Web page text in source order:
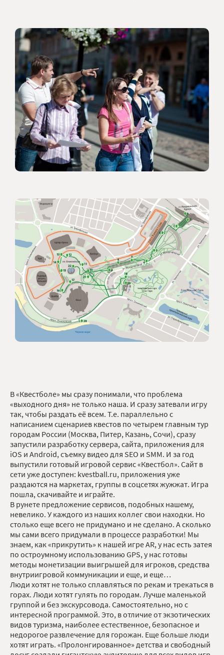
В «Квестболе» мы сразу понимали, что проблема
«выходного дня» не только наша. И сразу затевали игру
так, чтобы раздать её всем. Т.е. параллельно с
написанием сценариев квестов по четырем главным тур
городам России (Москва, Питер, Казань, Сочи), сразу
запустили разработку сервера, сайта, приложения для
iOS и Android, съемку видео для SEO и SMM. И за год
выпустили готовый игровой сервис «Квестбол». Сайт в
сети уже доступен: kvestball.ru, приложения уже
раздаются на маркетах, группы в соцсетях жужжат. Игра
пошла, скачивайте и играйте.
В рунете предложение сервисов, подобных нашему,
невелико. У каждого из наших коллег свои находки. Но
столько еще всего не придумано и не сделано. А сколько
мы сами всего придумали в процессе разработки! Мы
знаем, как «прикрутить» к нашей игре AR, у нас есть затея
по остроумному использованию GPS, у нас готовы
методы монетизации выигрышей для игроков, средства
внутриигровой коммуникации и еще, и еще…
Люди хотят не только сплавляться по рекам и трекаться в
горах. Люди хотят гулять по городам. Лучше маленькой
группой и без экскурсовода. Самостоятельно, но с
интересной программой. Это, в отличие от экзотических
видов туризма, наиболее естественное, безопасное и
недорогое развлечение для горожан. Еще больше люди
хотят играть. «Пролонгированное» детства и свободный